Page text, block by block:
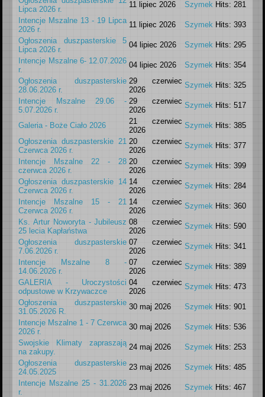
Lipca 2026 r.
11 lipiec 2026 Szymek Hits: 281
Intencje Mszalne 13 - 19 Lipca
2026 r.
11 lipiec 2026 Szymek Hits: 393
Ogłoszenia duszpasterskie 5
Lipca 2026 r.
04 lipiec 2026 Szymek Hits: 295
Intencje Mszalne 6- 12.07.2026
r.
04 lipiec 2026 Szymek Hits: 354
Ogłoszenia duszpasterskie
28.06.2026 r.
29 czerwiec
2026
Szymek Hits: 325
Intencje Mszalne 29.06 -
5.07.2026 r.
29 czerwiec
2026
Szymek Hits: 517
Galeria - Boże Ciało 2026
21 czerwiec
2026
Szymek Hits: 385
Ogłoszenia duszpasterskie 21
Czerwca 2026 r.
20 czerwiec
2026
Szymek Hits: 377
Intencje Mszalne 22 - 28
czerwca 2026 r.
20 czerwiec
2026
Szymek Hits: 399
Ogłoszenia duszpasterskie 14
Czerwca 2026 r.
14 czerwiec
2026
Szymek Hits: 284
Intencje Mszalne 15 - 21
Czerwca 2026 r.
14 czerwiec
2026
Szymek Hits: 360
Ks. Artur Noworyta - Jubileusz
25 lecia Kapłaństwa
08 czerwiec
2026
Szymek Hits: 590
Ogłoszenia duszpasterskie
7.06.2026 r.
07 czerwiec
2026
Szymek Hits: 341
Intencje Mszalne 8 -
14.06.2026 r.
07 czerwiec
2026
Szymek Hits: 389
GALERIA - Uroczystości
odpustowe w Krzywaczce
04 czerwiec
2026
Szymek Hits: 473
Ogłoszenia duszpasterskie
31.05.2026 R.
30 maj 2026 Szymek Hits: 901
Intencje Mszalne 1 - 7 Czerwca
2026 r.
30 maj 2026 Szymek Hits: 536
Swojskie Klimaty zapraszają
na zakupy.
24 maj 2026 Szymek Hits: 253
Ogłoszenia duszpasterskie
24.05.2025
23 maj 2026 Szymek Hits: 485
Intencje Mszalne 25 - 31.2026
r.
23 maj 2026 Szymek Hits: 467